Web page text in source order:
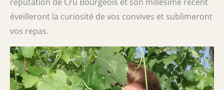
éveilleront la curiosité de vos convives et sublimeront
vos repas.